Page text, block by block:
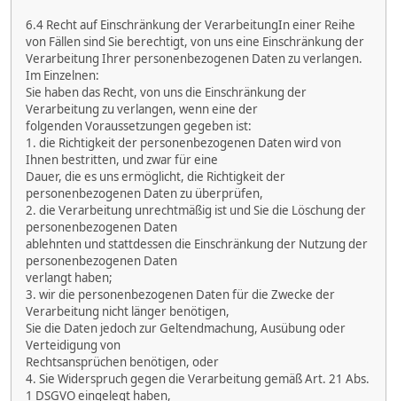
6.4 Recht auf Einschränkung der VerarbeitungIn einer Reihe
von Fällen sind Sie berechtigt, von uns eine Einschränkung der
Verarbeitung Ihrer personenbezogenen Daten zu verlangen.
Im Einzelnen:
Sie haben das Recht, von uns die Einschränkung der
Verarbeitung zu verlangen, wenn eine der
folgenden Voraussetzungen gegeben ist:
1. die Richtigkeit der personenbezogenen Daten wird von
Ihnen bestritten, und zwar für eine
Dauer, die es uns ermöglicht, die Richtigkeit der
personenbezogenen Daten zu überprüfen,
2. die Verarbeitung unrechtmäßig ist und Sie die Löschung der
personenbezogenen Daten
ablehnten und stattdessen die Einschränkung der Nutzung der
personenbezogenen Daten
verlangt haben;
3. wir die personenbezogenen Daten für die Zwecke der
Verarbeitung nicht länger benötigen,
Sie die Daten jedoch zur Geltendmachung, Ausübung oder
Verteidigung von
Rechtsansprüchen benötigen, oder
4. Sie Widerspruch gegen die Verarbeitung gemäß Art. 21 Abs.
1 DSGVO eingelegt haben,